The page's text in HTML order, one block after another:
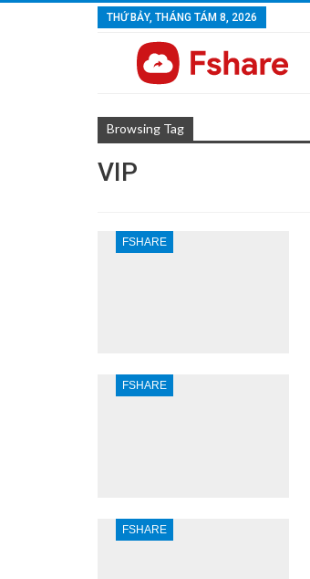
THỨ BẢY, THÁNG TÁM 8, 2026
Browsing Tag
VIP
FSHARE
FSHARE
FSHARE